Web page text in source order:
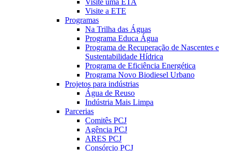
Visite uma ETA
Visite a ETE
Programas
Na Trilha das Águas
Programa Educa Água
Programa de Recuperação de Nascentes e
Sustentabilidade Hídrica
Programa de Eficiência Energética
Programa Novo Biodiesel Urbano
Projetos para indústrias
Água de Reuso
Indústria Mais Limpa
Parcerias
Comitês PCJ
Agência PCJ
ARES PCJ
Consórcio PCJ